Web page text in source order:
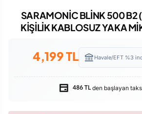
SARAMONİC BLİNK 500 B2
KİŞİLİK KABLOSUZ YAKA
4,199TL Havale/EFT %3
486 TLden başlayan